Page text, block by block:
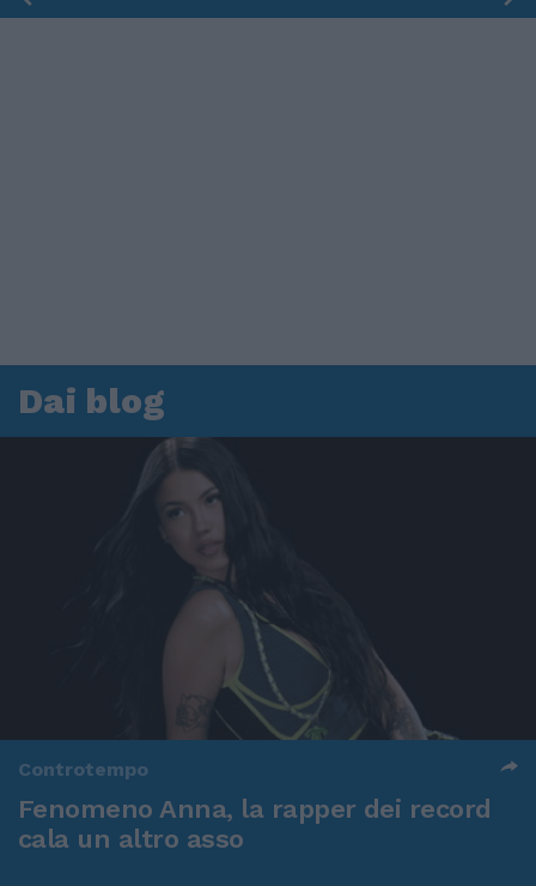
Dai blog
Controtempo
Fenomeno Anna, la rapper dei record
cala un altro asso